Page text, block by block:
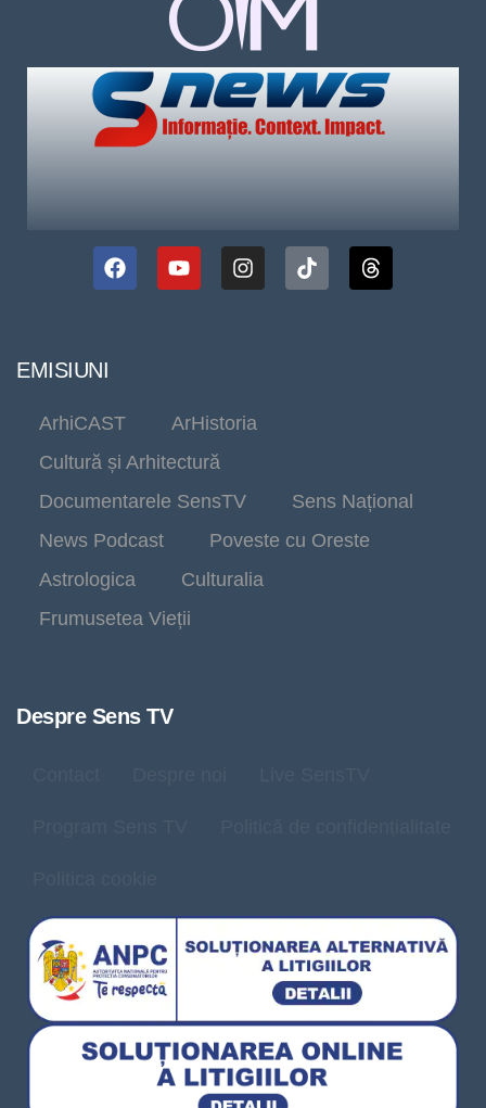
EMISIUNI
ArhiCAST
ArHistoria
Cultură și Arhitectură
Documentarele SensTV
Sens Național
News Podcast
Poveste cu Oreste
Astrologica
Culturalia
Frumusetea Vieții
Despre Sens TV